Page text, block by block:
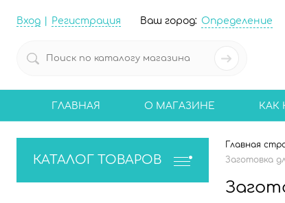
Вход Регистрация Ваш город: Определение
ГЛАВНАЯ О МАГАЗИНЕ КАК
КАТАЛОГ ТОВАРОВ
Главная
Заготовка